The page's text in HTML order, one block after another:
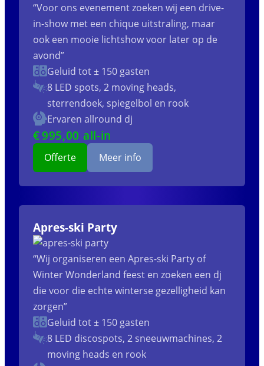
“Voor ons evenement zoeken wij een drive-
in-show met een chique uitstraling, maar
ook een mooie lichtshow voor later op de
avond”
Geluid tot ± 150 gasten
8 LED spots, 2 moving heads,
sterrendoek, spiegelbol en rook
Ervaren allround dj
€995,00 all-in
Offerte Meer info
Apres-ski Party
“Wij organiseren een Apres-ski Party of
Winter Wonderland feest en zoeken een dj
die voor die echte winterse gezelligheid kan
zorgen”
Geluid tot ± 150 gasten
8 LED discospots, 2 sneeuwmachines, 2
moving heads en rook